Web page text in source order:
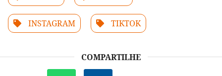
INSTAGRAM TIKTOK
COMPARTILHE